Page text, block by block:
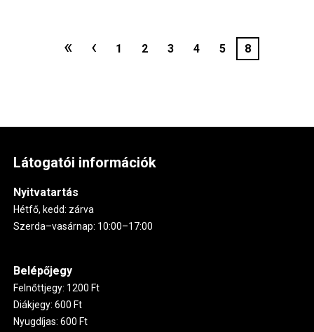
Első
«
Előző
‹ Oldal
1 Oldal
2 Oldal
3 Oldal
4 Oldal
5
Jelenlegi
oldal
8
Látogatói információk
Nyitvatartás
Hétfő, kedd: zárva
Szerda–vasárnap: 10:00–17:00
Belépőjegy
Felnőttjegy: 1200 Ft
Diákjegy: 600 Ft
Nyugdíjas: 600 Ft